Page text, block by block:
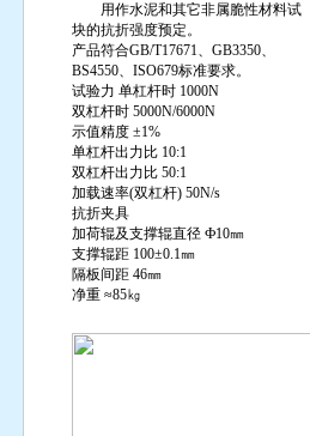
用作水泥和其它非属脆性材料试
块的抗折强度预定。
产品符合GB/T17671、GB3350、
BS4550、ISO679标准要求。
试验力 单杠杆时 1000N
双杠杆时 5000N/6000N
示值精度 ±1%
单杠杆出力比 10:1
双杠杆出力比 50:1
加载速率(双杠杆) 50N/s
抗折夹具
加荷辊及支撑辊直径 Ф10㎜
支撑辊距 100±0.1㎜
隔板间距 46㎜
净重 ≈85㎏